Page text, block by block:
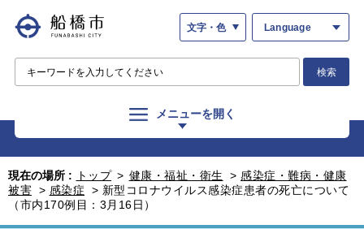
文字・色 Language
検索
メニューを開く
現在の場所 : トップ > 健康・福祉・衛生 > 感染症・難病・健康
被害 > 感染症 > 新型コロナウイルス感染症患者の死亡について
（市内170例目：3月16日）